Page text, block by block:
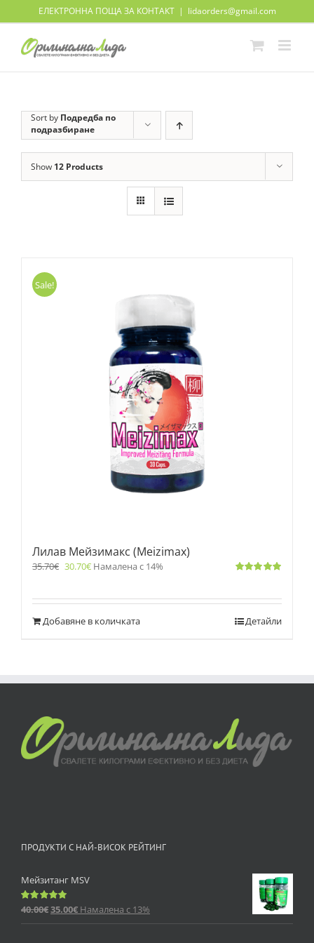
ЕЛЕКТРОННА ПОЩА ЗА КОНТАКТ | lidaorders@gmail.com
Sort by Подредба по
подразбиране
Show 12 Products
Sale!
Лилав Мейзимакс (Meizimax)
35.70€ 30.70€ Намалена с 14%
Добавяне в количката Детайли
ПРОДУКТИ С НАЙ-ВИСОК РЕЙТИНГ
Мейзитанг MSV
Оценено
40.00€35.00€ Намалена с 13%